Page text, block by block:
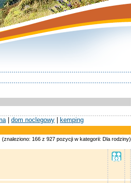
| dom noclegowy
kemping
(znaleziono: 166 z 927 pozycji w kategorii: Dla rodziny)